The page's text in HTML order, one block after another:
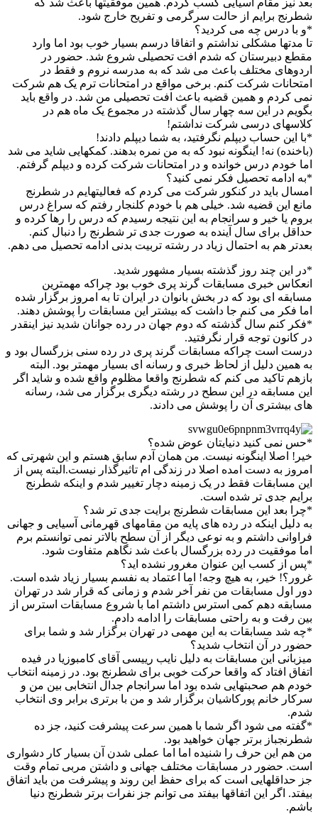
شطرنج برایم از حالت سرگرمی و تفریح خارج شود.
*و با درس چه می کردید؟
تا مدتها مشکلی نداشتم و اتفاقا درسم بسیار خوب بود اما وارد
مقطع دبیرستان که شدم افت تحصیلی شروع شد. حضور در
اردوهای مختلف باعث می شد که به مدرسه نروم و فقط در
امتحانات شرکت کنم. برخی مواقع در امتحانات ترم یک هم شرکت
نمی کردم و همین قضیه باعث افت تحصیلی من شد. در واقع باید
بگویم در این سه چهار سال گذشته در مجموع یک ماه هم در
کلاسهای درسی شرکت نداشتم!
*با این حساب دیپلم نگرفتید، به شما دیپلم دادند!
(باخنده) نه! اینگونه نبود که به من نمره بدهند. کمکهایی شاید می شد
اما خودم درس خوانده و در امتحانات شرکت کرده و دیپلم گرفتم.
*به ادامه تحصیل فکر نمی کنید؟
امسال باید در کنکور شرکت می کردم که فعالیتهایم در شطرنج
مانع این قضیه شد. خیلی هم با خودم کلنجار رفتم که سراغ درس
بروم یا خیر و سرانجام به این نتیجه رسیدم که درس را رها کرده و
حداقل برای سال آینده به صورت جدی تر شطرنج را دنبال کنم.
بعدتر هم به احتمال زیاد در رشته تربیت بدنی ادامه تحصیل می دهم.
*در این چند روز گذشته بسیار مشهور شدید.
انعکاس خبری مسابقات گرند پری خوب بود چراکه مهمترین
مسابقه ای بود که در بخش بانوان در ایران تا به امروز برگزار شده
اما فکر می کنم جا داشت که بیشتر این مسابقات را پوشش دهند.
*فکر کنم سال گذشته که دوم جهان در رده جوانان شدید نیز اینقدر
در کانون توجه قرار نگرفتید.
درست است چراکه مسابقات گرند پری در رده سنی بزرگسال بود و
به همین دلیل از لحاظ خبری و رسانه ای بسیار مهمتر بود. البته
بازهم تاکید می کنم که شطرنج واقعا مظلوم واقع شده و شاید اگر
این مسابقه در این سطح در رشته دیگری برگزار می شد، رسانه
های بیشتری آن را پوشش می دادند.
*حس نمی کنید دنیایتان عوض شده؟
خیر! اصلا اینگونه نیست. من همان آدم سابق هستم و این شهرتی که
امروز به دست امده اصلا در زندگی ام تاثیرگذار نیست.البته پس از
این مسابقات فقط در یک زمینه دچار تغییر شدم و اینکه شطرنج
برایم جدی تر شده است.
*چرا بعد این مسابقات شطرنج برایت جدی تر شد؟
به دلیل اینکه در رده های پایه من مقامهای قهرمانی آسیایی و جهانی
فراوانی داشتم و به نوعی دیگر از آن سطح بالاتر نمی توانستم برم
اما موفقیت در رده بزرگسال باعث شد نگاهم متفاوت شود.
*پس از کسب این عنوان مغرور نشده اید؟
غرور؟! خیر، به هیچ وجه! اما اعتماد به نفسم بسیار زیاد شده است.
دور اول مسابقات من نفر آخر شدم و زمانی که قرار شد در تهران
مسابقه دهم کمی استرس داشتم اما با شروع مسابقات استرس از
بین رفت و به راحتی مسابقات را ادامه دادم.
*چه شد مسابقات به این مهمی در تهران برگزار شد و شما برای
حضور در آن انتخاب شدید؟
میزبانی این مسابقات به دلیل نایب رییسی آقای کامبوزیا در فیده
اتفاق افتاد که واقعا حرکت خوبی برای شطرنج بود. در زمینه انتخاب
خودم هم صحبتهایی شده بود اما سرانجام جدال انتخابی بین من و
سرکار خانم پورکاشیان برگزار شد و من با برتری برابر وی انتخاب
شدم.
*گفته می شود اگر شما با همین سرعت پیشرفت کنید، جز ده
شطرنجباز برتر جهان خواهید بود.
من هم این حرف را شنیده اما اما عملی شدن آن بسیار کار دشواری
است. حضور در مسابقات مختلف جهانی و داشتن مربی تمام وقت
جز حداقلهایی است که برای حفظ این روند و پیشرفت من باید اتفاق
بیفتد. اگر این اتفاقها بیفتد می توانم جز نفرات برتر شطرنج دنیا
باشم.